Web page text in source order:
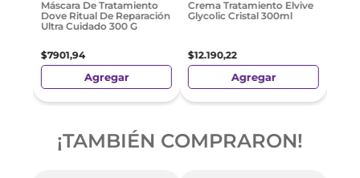
Máscara De Tratamiento
Dove Ritual De Reparación
Ultra Cuidado 300 G
$7901,94
Agregar
Crema Tratamiento Elvive
Glycolic Cristal 300ml
$12.190,22
Agregar
¡TAMBIÉN COMPRARON!